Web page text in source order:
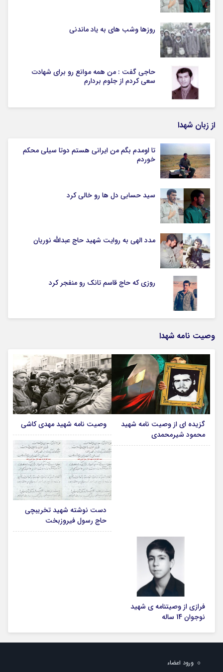
روزها وشب های به یاد ماندنی
حاجی گفت : من همه موانع رو برای شهادت
سعی کردم از جلوم بردارم
از زبان شهدا
تا اومدم بگم من ایرانی هستم دوتا سیلی محکم
خوردم
سید حسابی دل ها رو خالی کرد
مدد الهی به روایت شهید حاج عبدالله نوریان
روزی که حاج قاسم تانک رو منفجر کرد
وصیت نامه شهدا
گزیده ای از وصیت نامه شهید
محمود شیرمحمدی
وصیت نامه شهید مهدی کاشی
دست نوشته شهید تخریبچی
حاج رسول فیروزبخت
فرازی از وصیتنامه ی شهید
نوجوان 14 ساله
ورود اعضاء